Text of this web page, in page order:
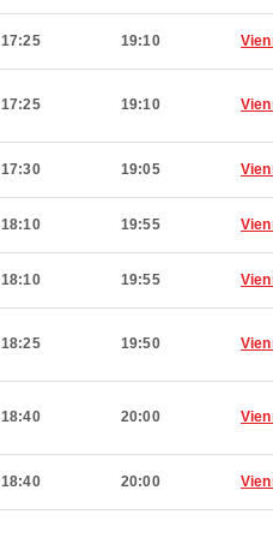
17:25 19:10
17:25 19:10
17:30 19:05
18:10 19:55
18:10 19:55
18:25 19:50
18:40 20:00
18:40 20:00